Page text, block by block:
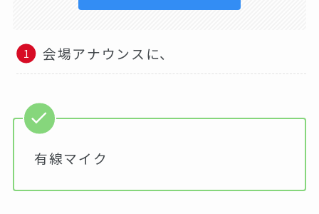
会場アナウンスに、
有線マイク